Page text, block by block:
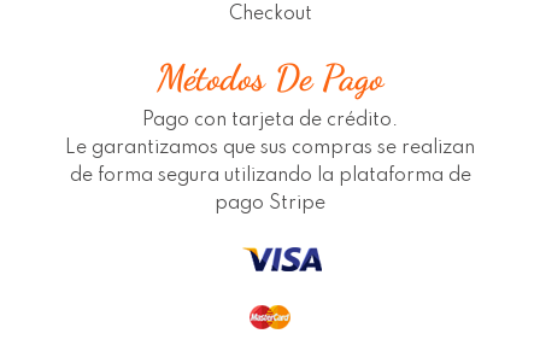
Checkout
Métodos De Pago
Pago con tarjeta de crédito.
Le garantizamos que sus compras se realizan
de forma segura utilizando la plataforma de
pago Stripe